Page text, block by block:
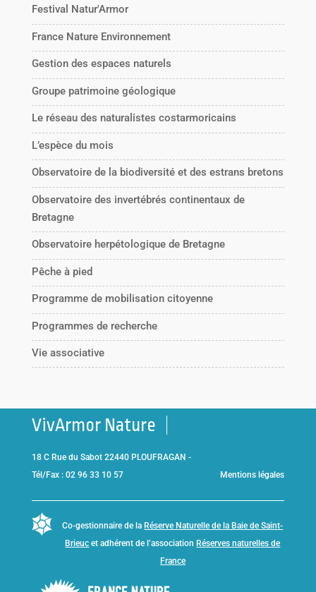
Festival Natur'Armor
France Nature Environnement
Gestion des espaces naturels
Groupe patrimoine géologique
Le réseau des naturalistes costarmoricains
L’espèce du mois
Observatoire de la biodiversité et des estrans bretons
Observatoire des invertébrés continentaux de
Bretagne
Observatoire herpétologique de Bretagne
Pêche à pied
Programme de mobilisation citoyenne
Programmes de recherche
Vie associative
VivArmor Nature
18 C Rue du Sabot 22440 PLOUFRAGAN -
Tél/Fax : 02 96 33 10 57
Mentions légales
Co-gestionnaire de la Réserve Naturelle de la Baie de Saint-
Brieuc et adhérent de l’association Réserves naturelles de
France